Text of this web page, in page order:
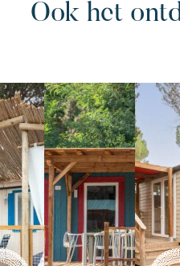
Ook het